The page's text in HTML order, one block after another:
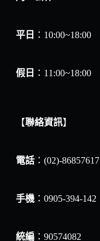
平日 ：10:00~18:00
假日 ：11:00~18:00
【聯絡資訊】
電話：(02)-86857617
手機：0905-394-142
統編：90574082